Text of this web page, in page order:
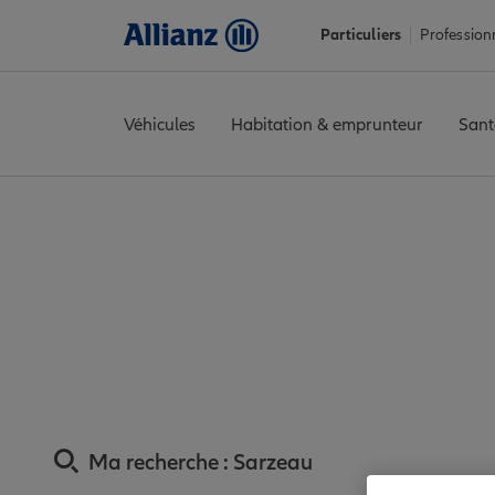
Particuliers
Véhicules Habitation & emprunteur
Ma recherche : Sarzeau